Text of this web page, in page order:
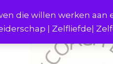
die willen werken
| Zelfliefde|
Consulten en